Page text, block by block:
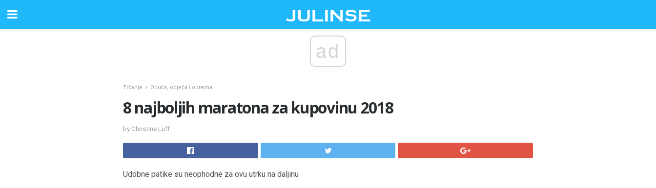
ad
Trčanje Obuća, odjeća i oprema
8 najboljih maratona za kupovinu 2018
by Christine Luff
Udobne patike su neophodne za ovu utrku na daljinu